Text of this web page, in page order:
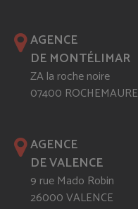
AGENCE
DE MONTÉLIMAR
ZA la roche noire
07400 ROCHEMAURE
AGENCE
DE VALENCE
9 rue Mado Robin
26000 VALENCE